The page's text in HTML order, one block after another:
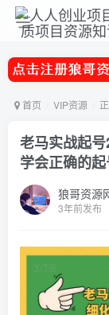
首页 VIP资源
老马实战起号
学会正确的
狼哥资源
3年前发布